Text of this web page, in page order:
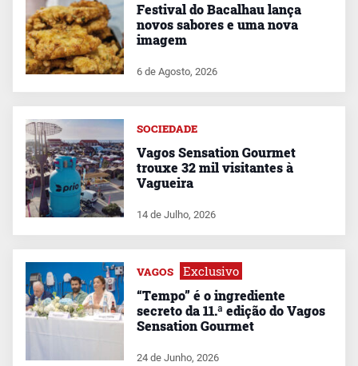
Festival do Bacalhau lança
novos sabores e uma nova
imagem
6 de Agosto, 2026
SOCIEDADE
Vagos Sensation Gourmet
trouxe 32 mil visitantes à
Vagueira
14 de Julho, 2026
VAGOS Exclusivo
“Tempo” é o ingrediente
secreto da 11.ª edição do Vagos
Sensation Gourmet
24 de Junho, 2026